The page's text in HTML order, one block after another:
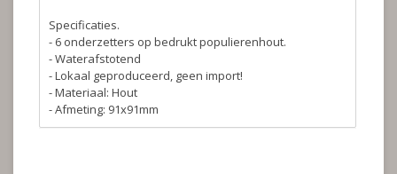
Specificaties.
- 6 onderzetters op bedrukt populierenhout.
- Waterafstotend
- Lokaal geproduceerd, geen import!
- Materiaal: Hout
- Afmeting: 91x91mm